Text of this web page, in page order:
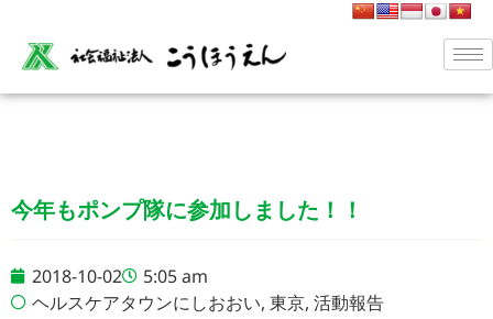
今年もポンプ隊に参加しました！！
2018-10-02
5:05 am
ヘルスケアタウンにしおおい, 東京, 活動報告